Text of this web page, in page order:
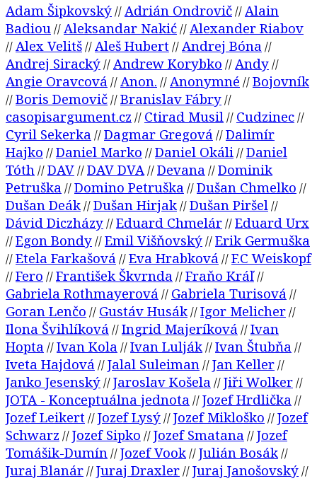
Adam Šipkovský// Adrián Ondrovič// Alain
Badiou // Aleksandar Nakić// Alexander Riabov
// Alex Velitš// Aleš Hubert // Andrej Bóna //
Andrej Siracký// Andrew Korybko // Andy//
Angie Oravcová // Anon. // Anonymné //Bojovník
//Boris Demovič//Branislav Fábry//
casopisargument.cz // Ctirad Musil // Cudzinec//
Cyril Sekerka //Dagmar Gregová //Dalimír
Hajko //Daniel Marko //Daniel Okáli //Daniel
Tóth //DAV//DAV DVA//Devana //Dominik
Petruška //Domino Petruška //Dušan Chmelko //
Dušan Deák//Dušan Hirjak//Dušan Piršel //
Dávid Diczházy//Eduard Chmelár//Eduard Urx
//Egon Bondy//Emil Višňovský//Erik Germuška
//Etela Farkašová //Eva Hrabková //F.C Weiskopf
//Fero //František Škvrnda //Fraňo Kráľ//
Gabriela Rothmayerová // Gabriela Turisová //
Goran Lenčo // Gustáv Husák//Igor Melicher//
Ilona Švihlíková //Ingrid Majeríková //Ivan
Hopta //Ivan Kola //Ivan Lulják//Ivan Štubňa //
Iveta Hajdová //Jalal Suleiman //Jan Keller//
Janko Jesenský//Jaroslav Košela //Jiři Wolker//
JOTA - Konceptuálna jednota //Jozef Hrdlička //
Jozef Leikert //Jozef Lysý//Jozef Mikloško //Jozef
Schwarz //Jozef Sipko //Jozef Smatana //Jozef
Tomášik-Dumín //Jozef Vook//Julián Bosák//
Juraj Blanár//Juraj Draxler//Juraj Janošovský//